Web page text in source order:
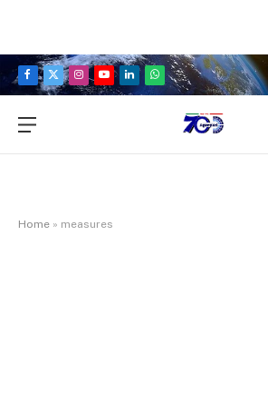
Facebook
X
Instagram
YouTubeLinkedInWhatsApp
Home » measures